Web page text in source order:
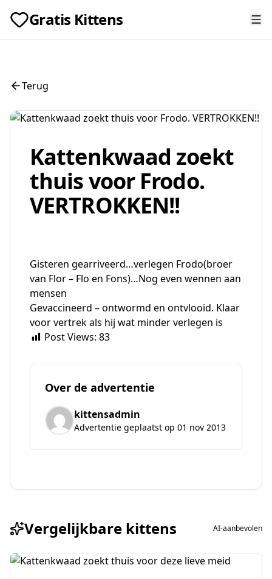
Gratis Kittens
Terug
Kattenkwaad zoekt
thuis voor Frodo.
VERTROKKEN!!
Gisteren gearriveerd…verlegen Frodo(broer
van Flor – Flo en Fons)…Nog even wennen aan
mensen
Gevaccineerd – ontwormd en ontvlooid. Klaar
voor vertrek als hij wat minder verlegen is
Post Views: 83
Over de advertentie
kittensadmin
Advertentie geplaatst op 01 nov 2013
Vergelijkbare kittens AI-aanbevolen